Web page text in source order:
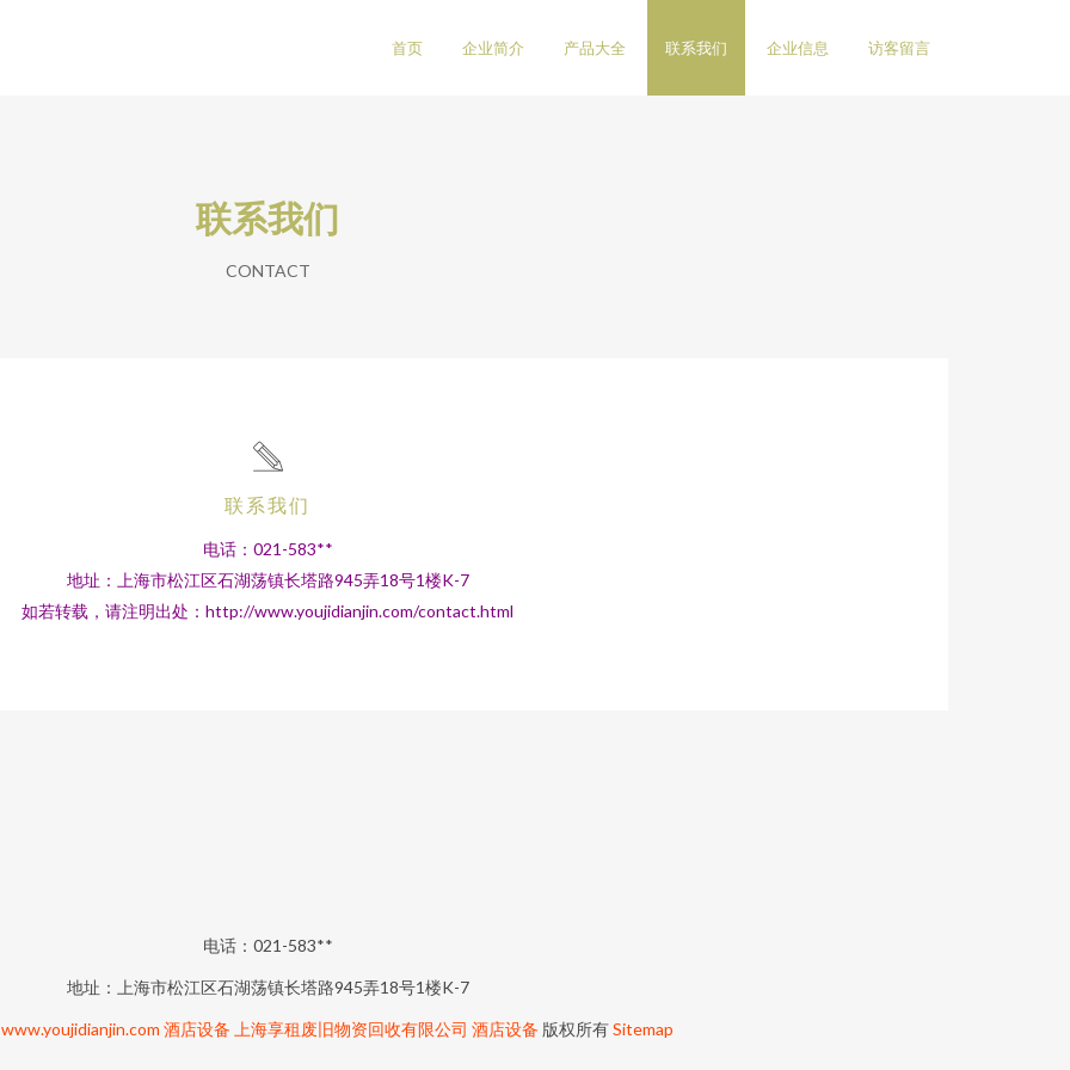
首页 企业简介 产品大全 联系我们 企业信息 访客留言
联系我们
CONTACT
联系我们
电话：021-583**
地址：上海市松江区石湖荡镇长塔路945弄18号1楼K-7
如若转载，请注明出处：http://www.youjidianjin.com/contact.html
电话：021-583**
地址：上海市松江区石湖荡镇长塔路945弄18号1楼K-7
www.youjidianjin.com 酒店设备 上海享租废旧物资回收有限公司 酒店设备 版权所有Sitemap